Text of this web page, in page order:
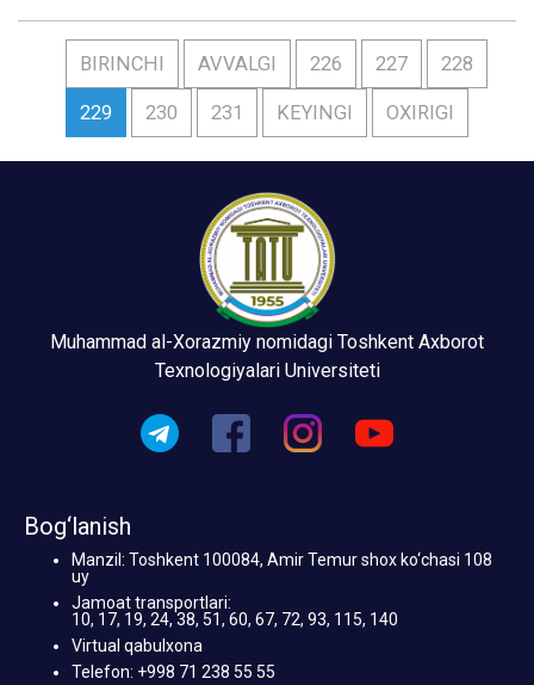
BIRINCHI AVVALGI 226 227 228
229 230 231 KEYINGI OXIRIGI
Muhammad al-Xorazmiy nomidagi Toshkent Axborot
Texnologiyalari Universiteti
Bog‘lanish
Manzil: Toshkent 100084, Amir Temur shox ko‘chasi 108
uy
Jamoat transportlari:
10, 17, 19, 24, 38, 51, 60, 67, 72, 93, 115, 140
Virtual qabulxona
Telefon: +998 71 238 55 55